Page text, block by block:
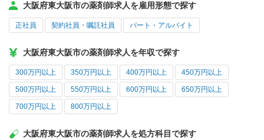
大阪府東大阪市の薬剤師求人を雇用形態で探す
正社員 契約社員・嘱託社員 パート・アルバイト
大阪府東大阪市の薬剤師求人を年収で探す
300万円以上 350万円以上 400万円以上 450万円以上
500万円以上 550万円以上 600万円以上 650万円以上
700万円以上 800万円以上
大阪府東大阪市の薬剤師求人を処方科目で探す